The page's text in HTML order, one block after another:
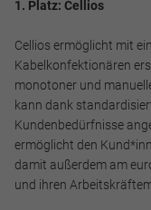
1. Platz: Cellios
Cellios ermöglicht mit
Kabelkonfektionären
monotoner und
kann dank
Kundenbedürfnisse
ermöglicht den
damit außerdem am
und ihren
Marketing
Marketing und
anonymes Tracking
anonymisierte
weitergeleitet.